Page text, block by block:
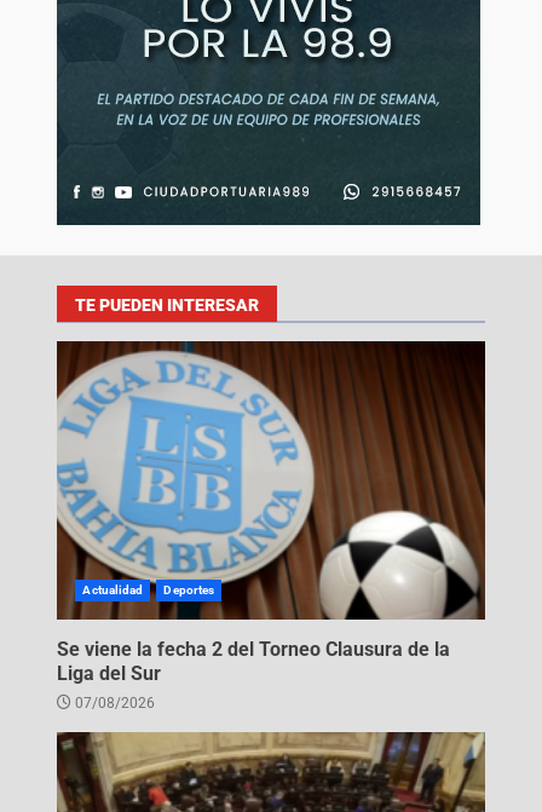
TE PUEDEN INTERESAR
Actualidad Deportes
Se viene la fecha 2 del Torneo Clausura de la
Liga del Sur
07/08/2026